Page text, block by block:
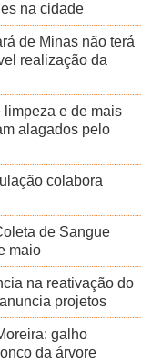
na cidade
de Minas não terá
realização da
limpeza e de mais
alagados pelo
colabora
de Sangue
maio
na reativação do
projetos
galho
da árvore